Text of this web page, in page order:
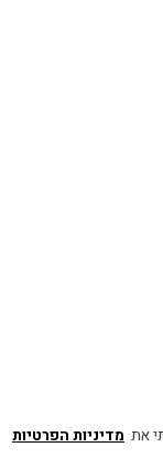
את מדיניות הפרטיות